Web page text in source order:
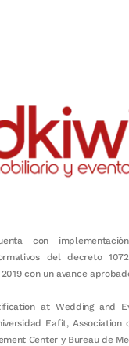
con
del decreto
con un avance
at Wedding and
Eafit, Association
Center y Bureau de